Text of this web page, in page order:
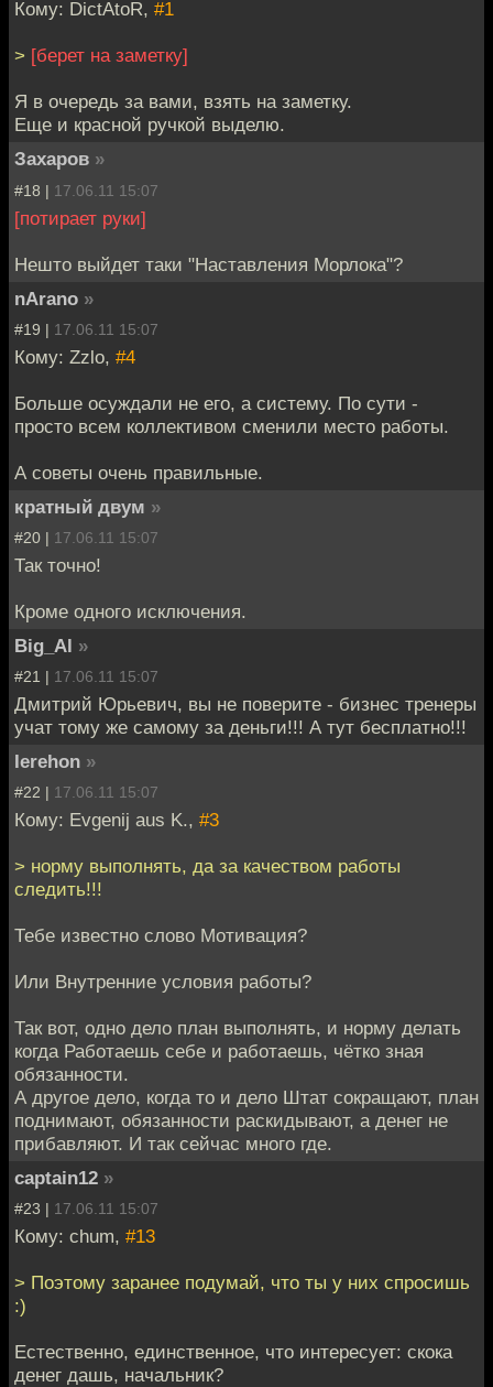
Кому: DictAtoR, #1
> [берет на заметку]
Я в очередь за вами, взять на заметку.
Еще и красной ручкой выделю.
Захаров »
#18 | 17.06.11 15:07
[потирает руки]
Нешто выйдет таки "Наставления Морлока"?
nArano »
#19 | 17.06.11 15:07
Кому: Zzlo, #4
Больше осуждали не его, а систему. По сути -
просто всем коллективом сменили место работы.
А советы очень правильные.
кратный двум »
#20 | 17.06.11 15:07
Так точно!
Кроме одного исключения.
Big_Al »
#21 | 17.06.11 15:07
Дмитрий Юрьевич, вы не поверите - бизнес тренеры
учат тому же самому за деньги!!! А тут бесплатно!!!
Ierehon »
#22 | 17.06.11 15:07
Кому: Evgenij aus K., #3
> норму выполнять, да за качеством работы
следить!!!
Тебе известно слово Мотивация?
Или Внутренние условия работы?
Так вот, одно дело план выполнять, и норму делать
когда Работаешь себе и работаешь, чётко зная
обязанности.
А другое дело, когда то и дело Штат сокращают, план
поднимают, обязанности раскидывают, а денег не
прибавляют. И так сейчас много где.
captain12 »
#23 | 17.06.11 15:07
Кому: chum, #13
> Поэтому заранее подумай, что ты у них спросишь
:)
Естественно, единственное, что интересует: скока
денег дашь, начальник?